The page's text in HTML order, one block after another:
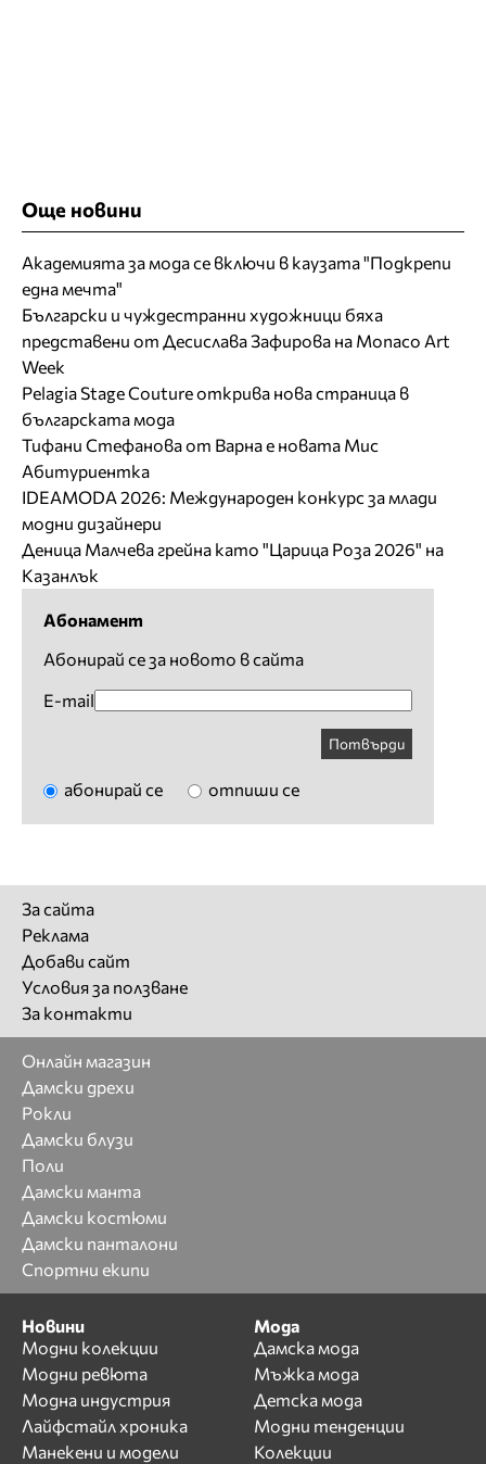
Още новини
Академията за мода се включи в каузата "Подкрепи
една мечта"
Български и чуждестранни художници бяха
представени от Десислава Зафирова на Monaco Art
Week
Pelagia Stage Couture открива нова страница в
българската мода
Тифани Стефанова от Варна е новата Мис
Абитуриентка
IDEAMODA 2026: Международен конкурс за млади
модни дизайнери
Деница Малчева грейна като "Царица Роза 2026" на
Казанлък
Абонамент
Абонирай се за новото в сайта
E-mail
Потвърди
абонирай се отпиши се
За сайта
Реклама
Добави сайт
Условия за ползване
За контакти
Онлайн магазин
Дамски дрехи
Рокли
Дамски блузи
Поли
Дамски манта
Дамски костюми
Дамски панталони
Спортни екипи
Новини
Модни колекции
Модни ревюта
Модна индустрия
Лайфстайл хроника
Манекени и модели
Мода
Дамска мода
Мъжка мода
Детска мода
Модни тенденции
Колекции